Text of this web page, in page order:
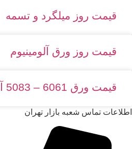
قیمت روز میلگرد و تسمه
قیمت روز ورق آلومینیوم
قیمت ورق 6061 – 5083 آلیاژی آلومینیوم
اطلاعات تماس شعبه بازار تهران